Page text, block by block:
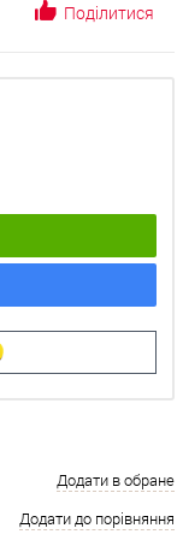
Поділитися
Додати в обране
Додати до порівняння